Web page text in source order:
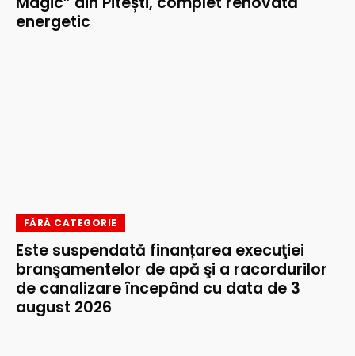
energetic
FĂRĂ CATEGORIE
Este suspendată finanțarea execuţiei
branşamentelor de apă şi a racordurilor
de canalizare începând cu data de 3
august 2026